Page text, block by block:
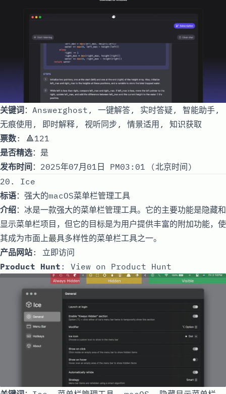
关键词：Answerghost, 一键解答, 实时答疑, 智能助手,
无痕使用, 即时解释, 视听同步, 情景适用, 知识获取
票数: 🔺121
是否精选：是
发布时间 ：2025年07月01日 PM03:01 (北京时间)
20. Ice
标语：强大的macOS菜单栏管理工具
介绍：冰是一款强大的菜单栏管理工具。它的主要功能是隐藏和
显示菜单栏项目，但它的目标是为用户提供丰富的附加功能，使
其成为市面上最具多样性的菜单栏工具之一。
产品网站: 立即访问
Product Hunt : View on Product Hunt